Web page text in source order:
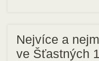
Nejvíce a
ve Šťastných